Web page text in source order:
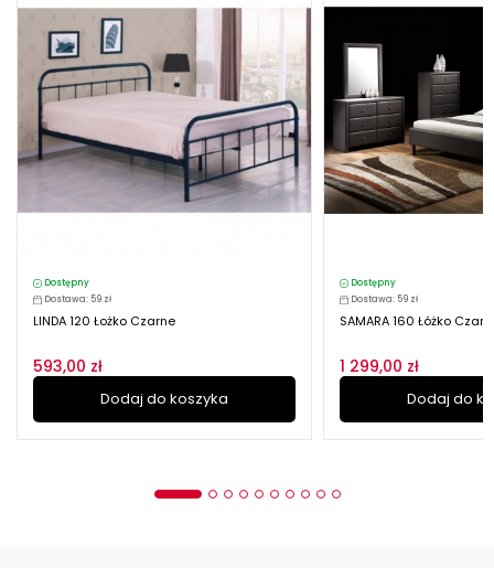
Dostępny
Dostawa: 59 zł
LINDA 120 Łożko Czarne
593,00 zł
Dodaj do koszyka
Dostępny
Dostawa: 59 zł
SAMARA 160 Łóżko
1 299,00 zł
Dodaj do